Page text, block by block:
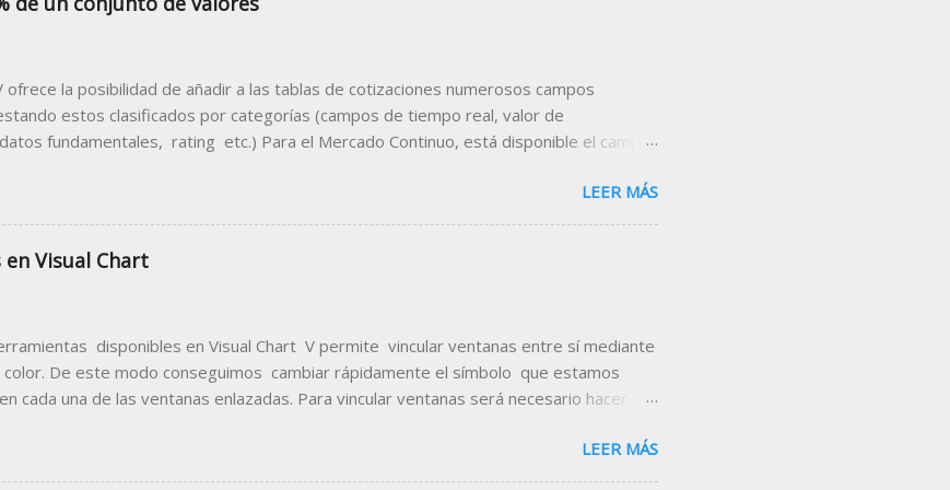
ofrece la posibilidad de añadir a las tablas de cotizaciones numerosos campos
estos clasificados por categorías (campos de tiempo real, valor de
fundamentales, rating etc.) Para el Mercado Continuo, está disponible el campo
Para disponer de este dato en una tabla de cotizaciones, añádelo en la cabecera
estas indicaciones. 1. Abrir la tabla donde deseamos incorporar el campo
la información sobre el Gap porcentual. Para el ejemplo utilizaremos la tabla que
del mercado continuo. Como se puede ver en la imagen, utilizando el comando
del menú Nuevo , se visualiza la ventana de inicio donde encontrarás las tablas
LEER MÁS
Visual Chart
disponibles en Visual Chart V permite vincular ventanas entre sí mediante
color. De este modo conseguimos cambiar rápidamente el símbolo que estamos
cada una de las ventanas enlazadas. Para vincular ventanas será necesario hacer clic
todas las ventanas que se van a vincular. En la siguiente imagen se puede comprobar
para el enlace de las ventanas es el verde. A continuación se muestra una
LEER MÁS